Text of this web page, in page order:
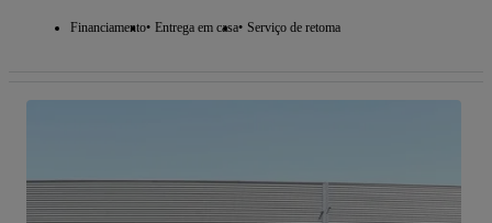
Financiamento Entrega em casa Serviço de retoma